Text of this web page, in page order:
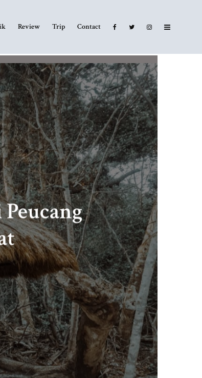
Review Trip Contact